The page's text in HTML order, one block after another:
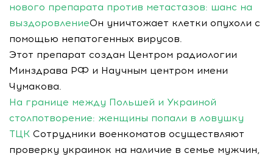
нового препарата против метастазов: шанс на
выздоровлениеОн уничтожает клетки опухоли с
помощью непатогенных вирусов.
Этот препарат создан Центром радиологии
Минздрава РФ и Научным центром имени
Чумакова.
На границе между Польшей и Украиной
столпотворение: женщины попали в ловушку
ТЦК Сотрудники военкоматов осуществляют
проверку украинок на наличие в семье мужчин,